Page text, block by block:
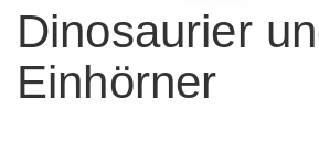
Dinosaurier
Einhörner